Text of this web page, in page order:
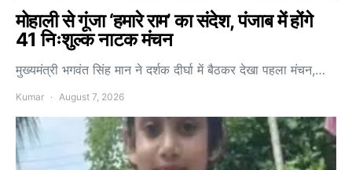
मोहाली से गूंजा ‘हमारे राम’ का संदेश, पंजाब में होंगे
41 निःशुल्क नाटक मंचन
मुख्यमंत्री भगवंत सिंह मान ने दर्शक दीर्घा में बैठकर देखा पहला मंचन,…
Kumar August 7, 2026